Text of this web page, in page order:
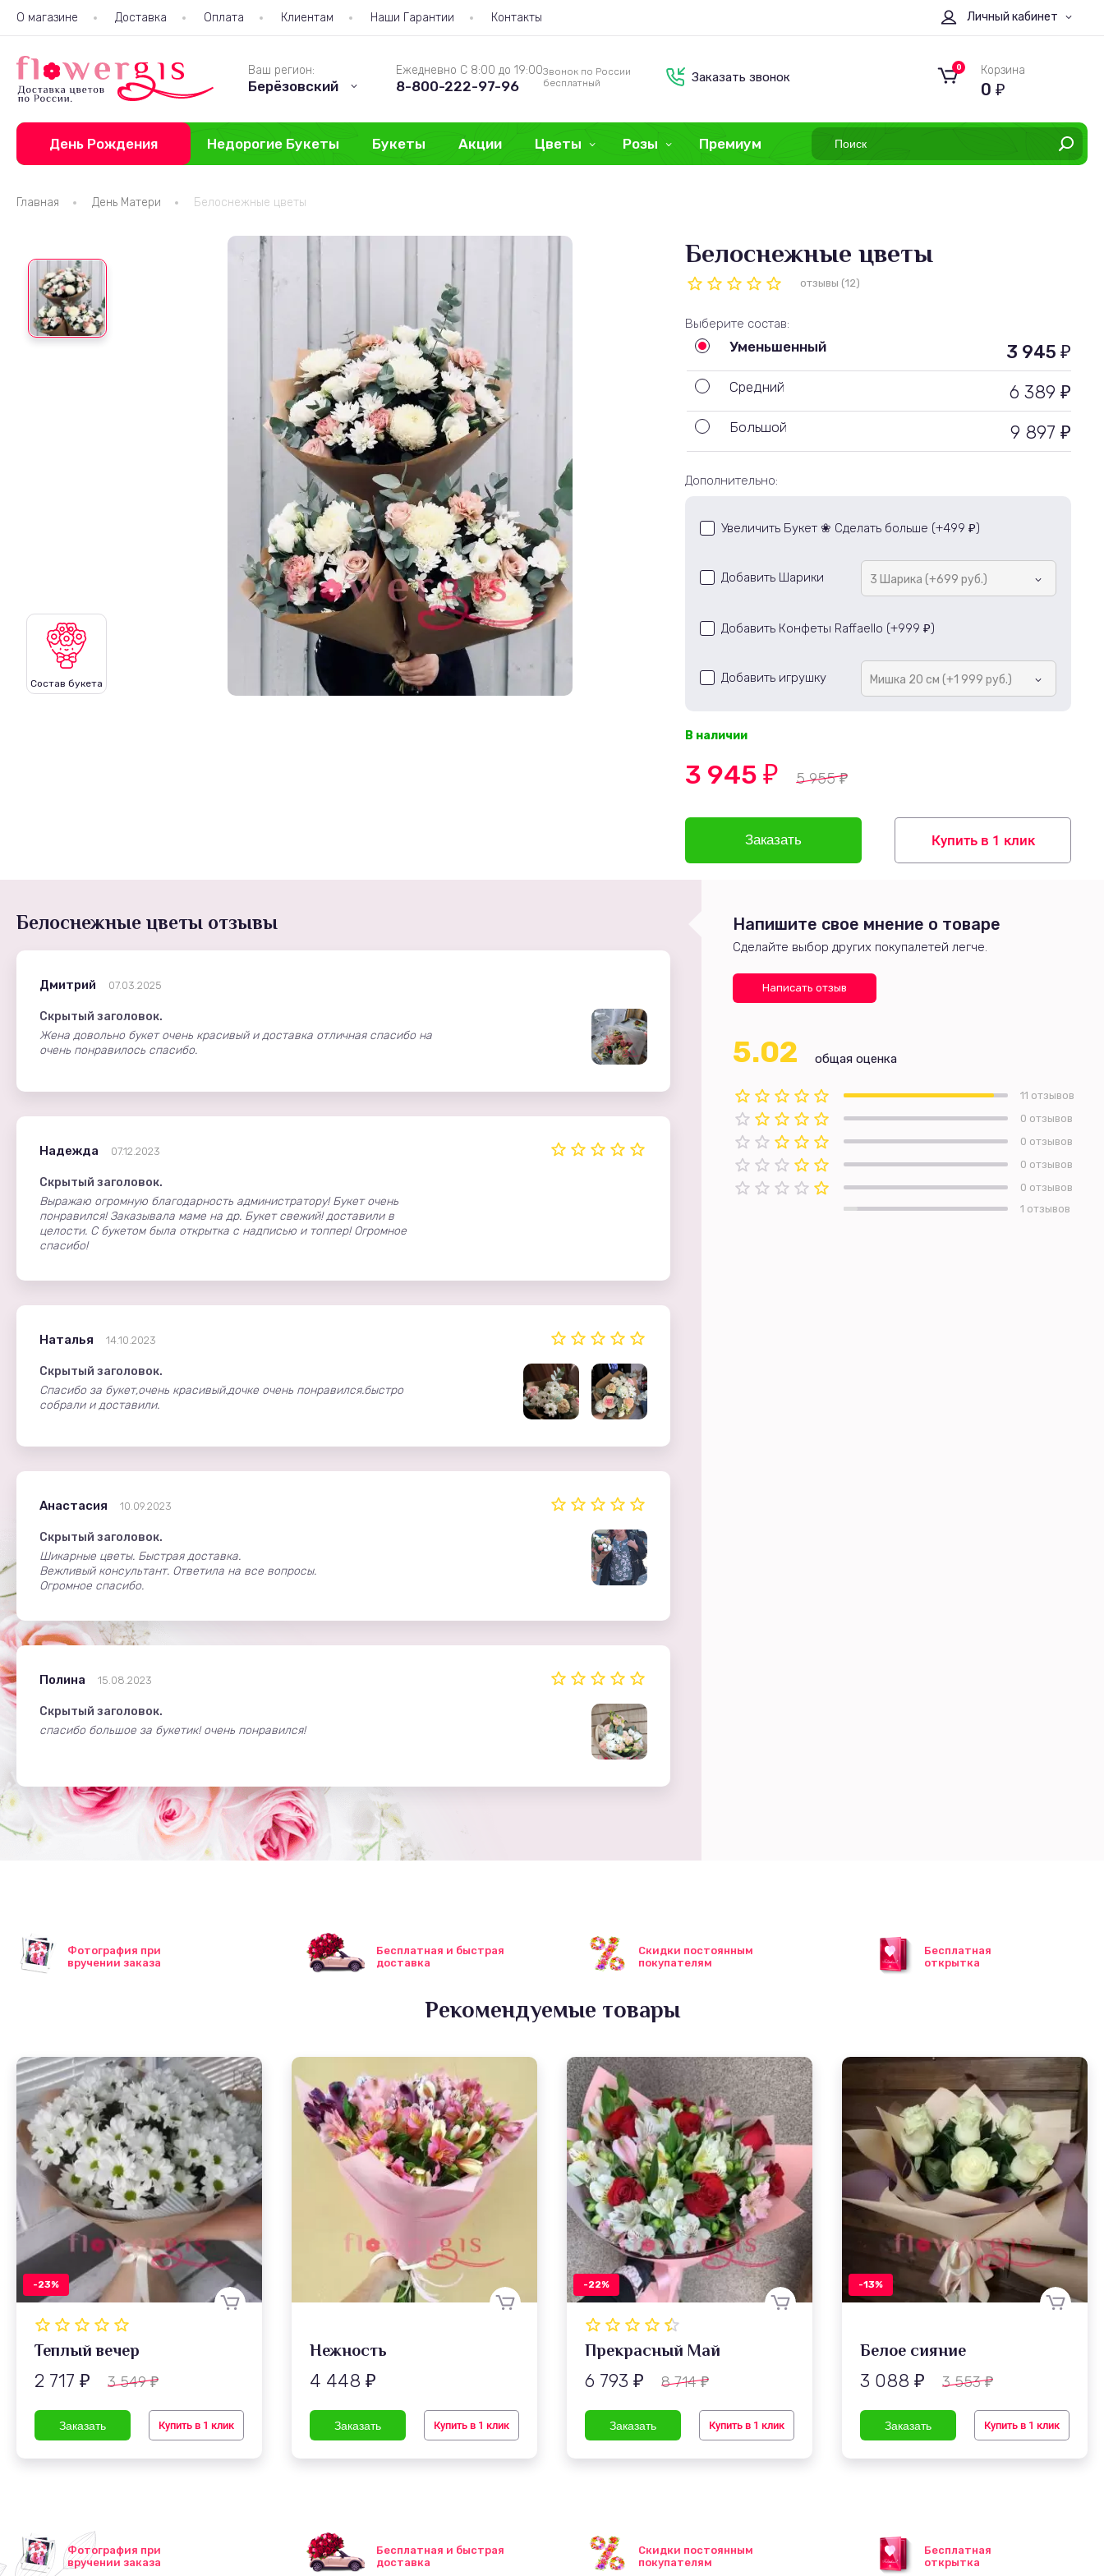
О магазине Доставка Оплата Клиентам Наши Гарантии Контакты Личный кабинет
Ваш регион:
Берёзовский
Ежедневно С 8:00 до 19:00
8-800-222-97-96
Звонок по России
бесплатный
Заказать звонок
0 Корзина
0 ₽
День Рождения Недорогие Букеты Букеты Акции Цветы Розы Премиум
Главная День Матери Белоснежные цветы
Состав букета
Белоснежные цветы
отзывы (12)
Выберите состав:
Уменьшенный 3 945 ₽
Средний 6 389 ₽
Большой 9 897 ₽
Дополнительно:
Увеличить Букет ❀ Сделать больше (+499 ₽)
Добавить Шарики 3 Шарика (+699 руб.)
Добавить Конфеты Raffaello (+999 ₽)
Добавить игрушку Мишка 20 см (+1 999 руб.)
В наличии
3 945 ₽ 5 955₽
Купить в 1 клик
Белоснежные цветы отзывы
Дмитрий 07.03.2025
Скрытый заголовок.
Жена довольно букет очень красивый и доставка отличная спасибо на
очень понравилось спасибо.
Надежда 07.12.2023
Скрытый заголовок.
Выражаю огромную благодарность администратору! Букет очень
понравился! Заказывала маме на др. Букет свежий! доставили в
целости. С букетом была открытка с надписью и топпер! Огромное
спасибо!
Наталья 14.10.2023
Скрытый заголовок.
Спасибо за букет,очень красивый.дочке очень понравился.быстро
собрали и доставили.
Анастасия 10.09.2023
Скрытый заголовок.
Шикарные цветы. Быстрая доставка.
Вежливый консультант. Ответила на все вопросы.
Огромное спасибо.
Полина 15.08.2023
Скрытый заголовок.
спасибо большое за букетик! очень понравился!
Напишите свое мнение о товаре
Сделайте выбор других покупалетей легче.
Написать отзыв
5.02 общая оценка
11 отзывов
0 отзывов
0 отзывов
0 отзывов
0 отзывов
1 отзывов
Фотография при
вручении заказа
Бесплатная и быстрая
доставка
Скидки постоянным
покупателям
Бесплатная
открытка
Рекомендуемые товары
-23%
Теплый вечер
2 717 ₽ 3 549₽
Купить в 1 клик
Нежность
4 448 ₽
Купить в 1 клик
-22%
Прекрасный Май
6 793 ₽ 8 714₽
Купить в 1 клик
-13%
Белое сияние
3 088 ₽ 3 553₽
Купить в 1 клик
Фотография при
вручении заказа
Бесплатная и быстрая
доставка
Скидки постоянным
покупателям
Бесплатная
открытка